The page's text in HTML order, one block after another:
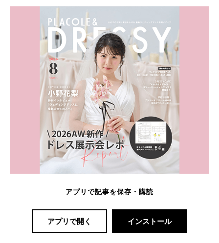
アプリで記事を保存・購読
アプリで開く インストール